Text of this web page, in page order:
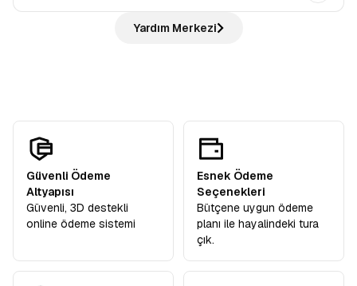
bilmeseniz de hiç sorun değil rehberlerimiz her adımda
otobüste bilgilendirme yapılır, ardından rehber eşliğinde
şehir turu gerçekleştirilir. Tarihi yerleri gezer,“tüm ekstra turlar
anlayışıyla hareket eder ve sizden
Yardım Merkezi
Güvenli Ödeme
Altyapısı
Güvenli, 3D destekli
online ödeme sistemi
Esnek Ödeme
Seçenekleri
Bütçene uygun ödeme
planı ile hayalindeki tura
çık.